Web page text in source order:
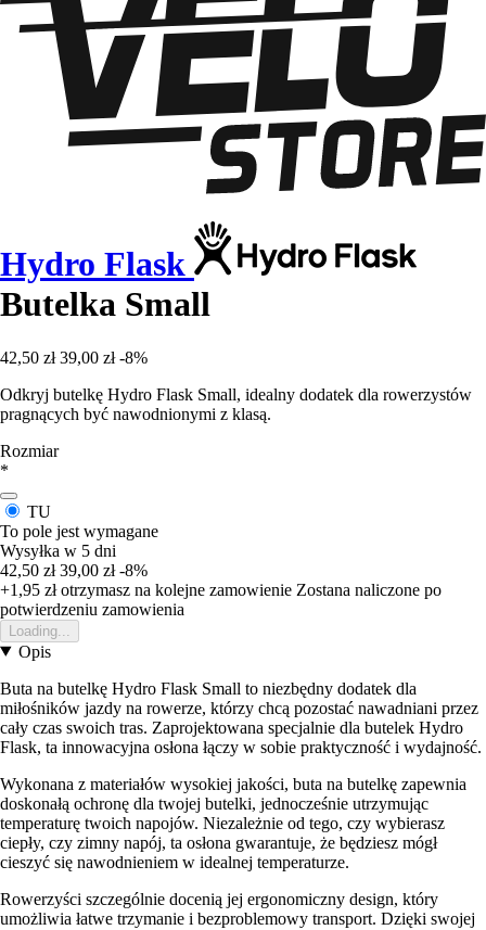
Hydro Flask
Butelka Small
42,50 zł 39,00 zł -8%
Odkryj butelkę Hydro Flask Small, idealny dodatek dla rowerzystów
pragnących być nawodnionymi z klasą.
Rozmiar
*
TU
To pole jest wymagane
Wysyłka w 5 dni
42,50 zł 39,00 zł -8%
+1,95 złotrzymasz na kolejne zamowienie Zostana naliczone po
potwierdzeniu zamowienia
Loading...
Opis
Buta na butelkę Hydro Flask Small to niezbędny dodatek dla
miłośników jazdy na rowerze, którzy chcą pozostać nawadniani przez
cały czas swoich tras. Zaprojektowana specjalnie dla butelek Hydro
Flask, ta innowacyjna osłona łączy w sobie praktyczność i wydajność.
Wykonana z materiałów wysokiej jakości, buta na butelkę zapewnia
doskonałą ochronę dla twojej butelki, jednocześnie utrzymując
temperaturę twoich napojów. Niezależnie od tego, czy wybierasz
ciepły, czy zimny napój, ta osłona gwarantuje, że będziesz mógł
cieszyć się nawodnieniem w idealnej temperaturze.
Rowerzyści szczególnie docenią jej ergonomiczny design, który
umożliwia łatwe trzymanie i bezproblemowy transport. Dzięki swojej